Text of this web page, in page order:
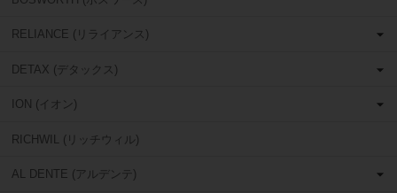
RELIANCE (リライアンス)
DETAX (デタックス)
ION (イオン)
RICHWIL (リッチウィル)
AL DENTE (アルデンテ)